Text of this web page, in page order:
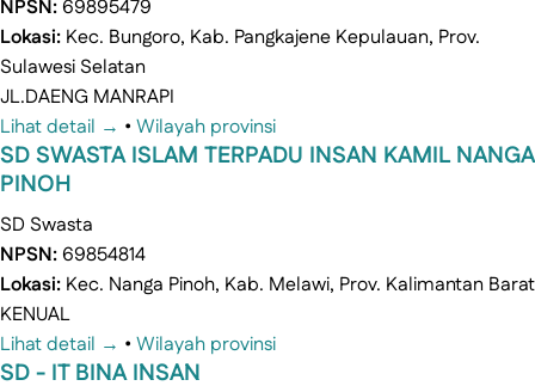
NPSN:69895479
Lokasi: Kec. Bungoro, Kab. Pangkajene Kepulauan, Prov.
Sulawesi Selatan
JL.DAENG MANRAPI
Lihat detail → • Wilayah provinsi
SD SWASTA ISLAM TERPADU INSAN KAMIL NANGA
PINOH
SD Swasta
NPSN:69854814
Lokasi: Kec. Nanga Pinoh, Kab. Melawi, Prov. Kalimantan Barat
KENUAL
Lihat detail → • Wilayah provinsi
SD - IT BINA INSAN